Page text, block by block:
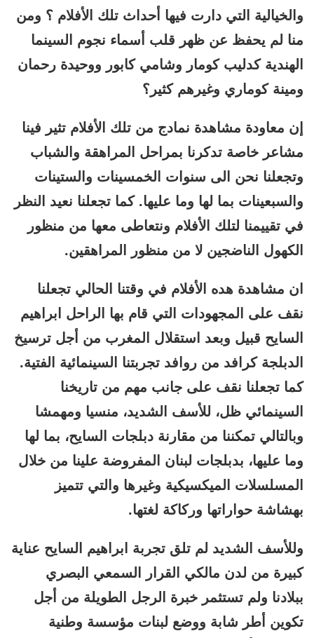
والخيالية التي دارت فيها أحداث تلك الأفلام ؟ ومن
منا لم يحفظ عن ظهر قلب أسماء نجوم السينما
الهندية كدليب كومار وشامي كابور ووحيدة رحمان
ومينة كوماري وغيرهم كثير؟
إن معاودة مشاهدة نمادج من تلك الأفلام تثير فينا
مشاعر خاصة تدكرنا بمراحل المراهقة والشباب
وتجعلنا نحن الى سنوات الخمسينات والستينات
والسبعينات بما لها وما عليها. كما تجعلنا نعيد النظر
في تقييمنا لتلك الأفلام ونتعاطى معها من منظور
الكهول الناضجين لا من منظور المراهقين.
ان مشاهدة هده الأفلام في وقتنا الحالي تجعلنا
نقف على المجهودات التي قام بها الراحل ابراهيم
السايح قبيل وبعد استقلال المغرب من أجل ترسيخ
الدبلجة كرافد من روافد تجربتنا السينمائية الفتية.
كما تجعلنا نقف على جانب مهم من تاريخنا
السينمائي ظل، للأسف الشديد، منسيا ومهمشا
وبالتالي تمكننا من مقارنة دبلجات السايح، بما لها
وما عليها، بدبلجات لبنان المفروضة علينا من خلال
المسلسلات الميكسيكية وغيرها والتي تتميز
بهشاشة حواراتها وركاكة لغتها.
وللأسف الشديد لم تلق تجربة ابراهيم السايح عناية
كبيرة من لدن مالكي القرار السمعي البصري
ببلادنا ولم تستثمر خبرة الرجل الطويلة من أجل
تكوين أطر شابة ووضع لبنات مؤسسة وطنية